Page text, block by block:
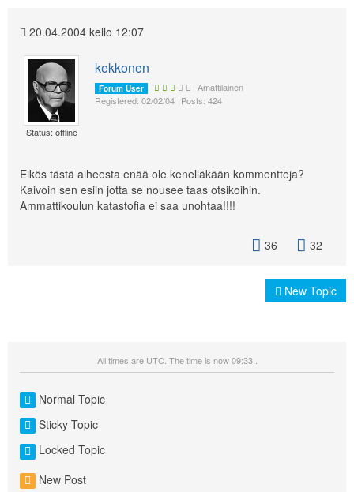
20.04.2004 kello 12:07
Status: offline
kekkonen
Forum User
Amattilainen
Registered: 02/02/04 Posts: 424
Eikös tästä aiheesta enää ole kenelläkään kommentteja?
Kaivoin sen esiin jotta se nousee taas otsikoihin.
Ammattikoulun katastofia ei saa unohtaa!!!!
36 32
New Topic
All times are UTC. The time is now 09:33 .
Normal Topic
Sticky Topic
Locked Topic
New Post